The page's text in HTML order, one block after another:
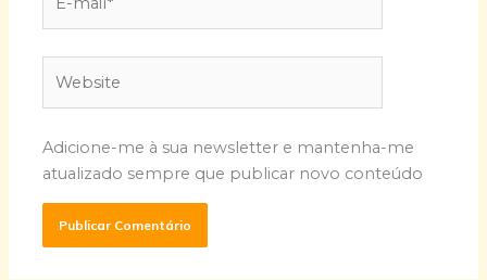
Adicione-me à sua newsletter e mantenha-me
atualizado sempre que publicar novo conteúdo